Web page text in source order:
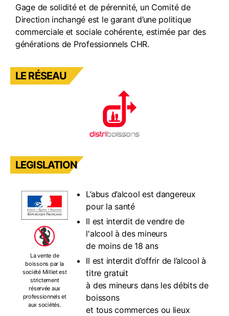
Gage de solidité et de pérennité, un Comité de
Direction inchangé est le garant d’une politique
commerciale et sociale cohérente, estimée par des
générations de Professionnels CHR.
LE RÉSEAU
LEGISLATION
La vente de
boissons par la
société Milliet est
strictement
réservée aux
professionnels et
aux sociétés.
L’abus d’alcool est dangereux
pour la santé
Il est interdit de vendre de
l'alcool à des mineurs
de moins de 18 ans
Il est interdit d’offrir de l’alcool à
titre gratuit
à des mineurs dans les débits de
boissons
et tous commerces ou lieux